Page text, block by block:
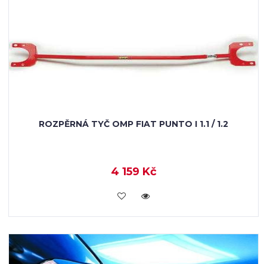
ROZPĚRNÁ TYČ OMP FIAT PUNTO I 1.1 / 1.2
4 159 Kč
KOUPIT